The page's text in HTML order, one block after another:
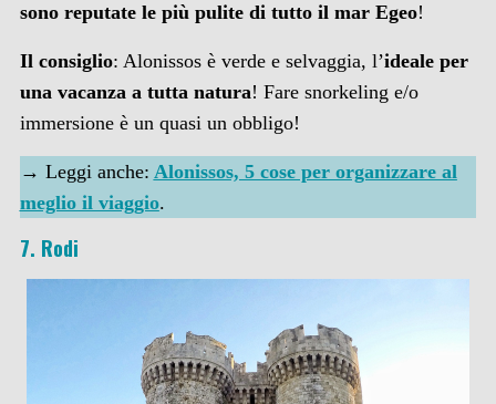
sono reputate le più pulite di tutto il mar Egeo!
Il consiglio: Alonissos è verde e selvaggia, l’ideale per
una vacanza a tutta natura! Fare snorkeling e/o
immersione è un quasi un obbligo!
→ Leggi anche: Alonissos, 5 cose per organizzare al
meglio il viaggio.
7. Rodi